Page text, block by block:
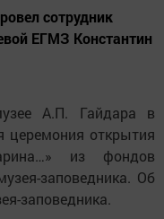
сотрудник
ЕГМЗ Константин
А.П. Гайдара в
церемония открытия
из фондов
заповедника. Об
заповедника.